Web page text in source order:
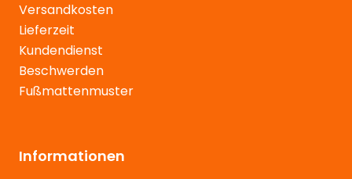
Versandkosten
Lieferzeit
Kundendienst
Beschwerden
Fußmattenmuster
Informationen